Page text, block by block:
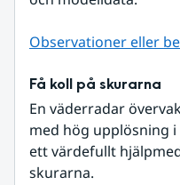
Observationer eller
Få koll på skurarna
En väderradar
med hög upplösning
ett värdefullt
skurarna.